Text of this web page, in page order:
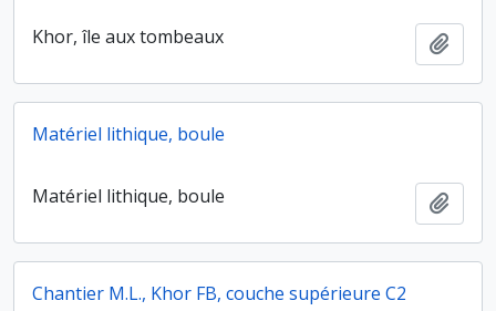
Khor, île aux tombeaux
Matériel lithique, boule
Matériel lithique, boule
Chantier M.L., Khor FB, couche supérieure C2